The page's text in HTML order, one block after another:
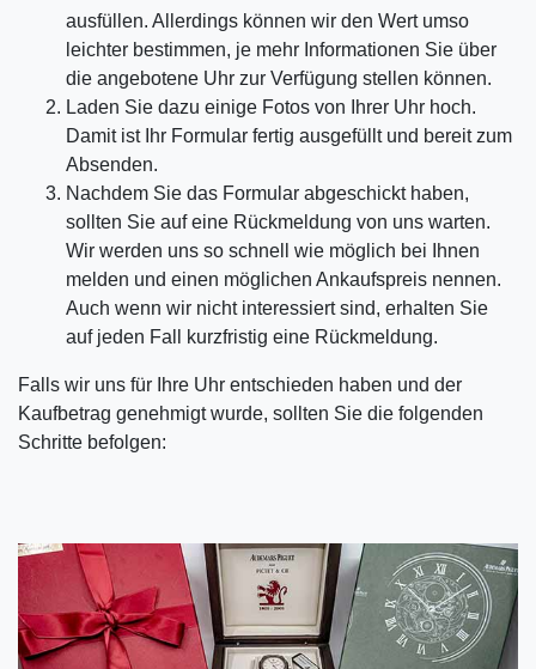
ausfüllen. Allerdings können wir den Wert umso
leichter bestimmen, je mehr Informationen Sie über
die angebotene Uhr zur Verfügung stellen können.
Laden Sie dazu einige Fotos von Ihrer Uhr hoch.
Damit ist Ihr Formular fertig ausgefüllt und bereit zum
Absenden.
Nachdem Sie das Formular abgeschickt haben,
sollten Sie auf eine Rückmeldung von uns warten.
Wir werden uns so schnell wie möglich bei Ihnen
melden und einen möglichen Ankaufspreis nennen.
Auch wenn wir nicht interessiert sind, erhalten Sie
auf jeden Fall kurzfristig eine Rückmeldung.
Falls wir uns für Ihre Uhr entschieden haben und der
Kaufbetrag genehmigt wurde, sollten Sie die folgenden
Schritte befolgen: